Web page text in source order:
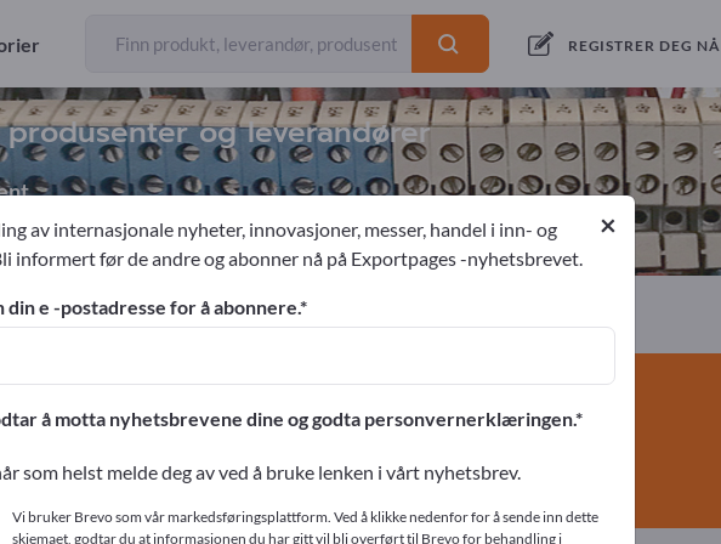
REGISTRER DEG NÅ
og leverandører
eksportører
Industribildeskjermer
>> start her
på Exportpages.
×
av internasjonale nyheter, innovasjoner, messer, handel i inn- og
informert før de andre og abonner nå på Exportpages -nyhetsbrevet.
din e -postadresse for å abonnere.
å motta nyhetsbrevene dine og godta personvernerklæringen.
som helst melde deg av ved å bruke lenken i vårt nyhetsbrev.
Vi bruker Brevo som vår markedsføringsplattform. Ved å klikke nedenfor for å sende inn dette
skjemaet, godtar du at informasjonen du har gitt vil bli overført til Brevo for behandling i